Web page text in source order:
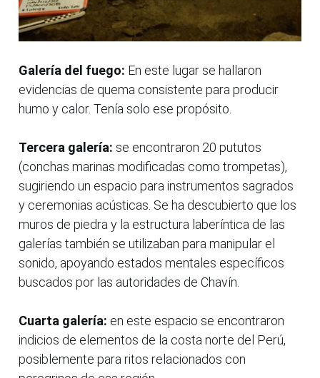
Galería del fuego: En este lugar se hallaron
evidencias de quema consistente para producir
humo y calor. Tenía solo ese propósito.
Tercera galería: se encontraron 20 pututos
(conchas marinas modificadas como trompetas),
sugiriendo un espacio para instrumentos sagrados
y ceremonias acústicas. Se ha descubierto que los
muros de piedra y la estructura laberíntica de las
galerías también se utilizaban para manipular el
sonido, apoyando estados mentales específicos
buscados por las autoridades de Chavín.
Cuarta galería: en este espacio se encontraron
indicios de elementos de la costa norte del Perú,
posiblemente para ritos relacionados con